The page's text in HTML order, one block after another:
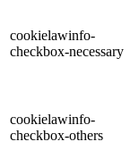
cookielawinfo-
checkbox-necessary
cookielawinfo-
checkbox-others